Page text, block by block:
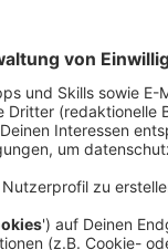
Was bringt
Coronaregeln zu
Anzeige
Die Demonstranten
allem, weil sie den
Deutschland seien ja